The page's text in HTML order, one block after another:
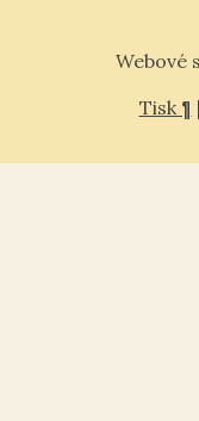
Webové
Tisk ¶ |